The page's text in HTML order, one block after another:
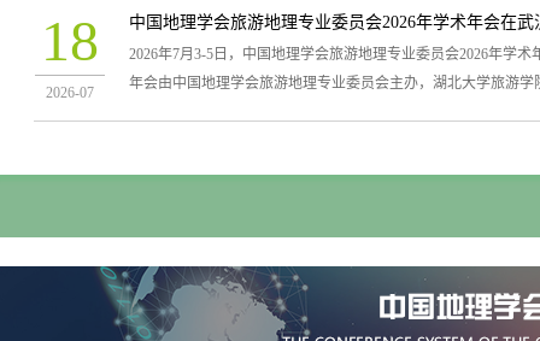
题，汇聚了海内外高校与科研院所的500余位专家学者与青年学
18
2026-07
中国地理学会旅游地理专业委员会2026年学术年会在武
2026年7月3-5日，中国地理学会旅游地理专业委员会2026年学术
年会由中国地理学会旅游地理专业委员会主办，湖北大学旅游学
09
第13届国际人口地理学大会（ICPG 2026）在南京大学
2026年6月23-25日，第十三届国际人口地理学大会（International
地理学报（英文版） 地理研究 世界地理研